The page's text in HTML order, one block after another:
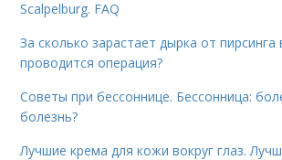
Scalpelburg. FAQ
За сколько зарастает дырка от пирсинга
проводится операция?
Советы при бессоннице. Бессонница:
болезнь?
Лучшие крема для кожи вокруг глаз.